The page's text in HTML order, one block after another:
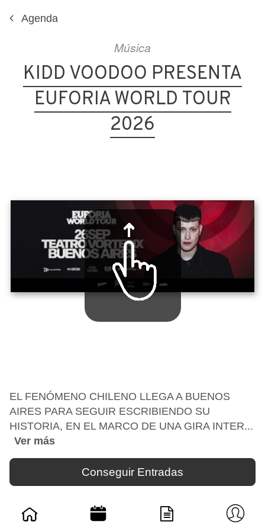
Agenda
Música
KIDD VOODOO PRESENTA
EUFORIA WORLD TOUR
2026
EL FENÓMENO CHILENO LLEGA A BUENOS
AIRES PARA SEGUIR ESCRIBIENDO SU
HISTORIA, EN EL MARCO DE UNA GIRA INTER...
Ver más
Conseguir Entradas